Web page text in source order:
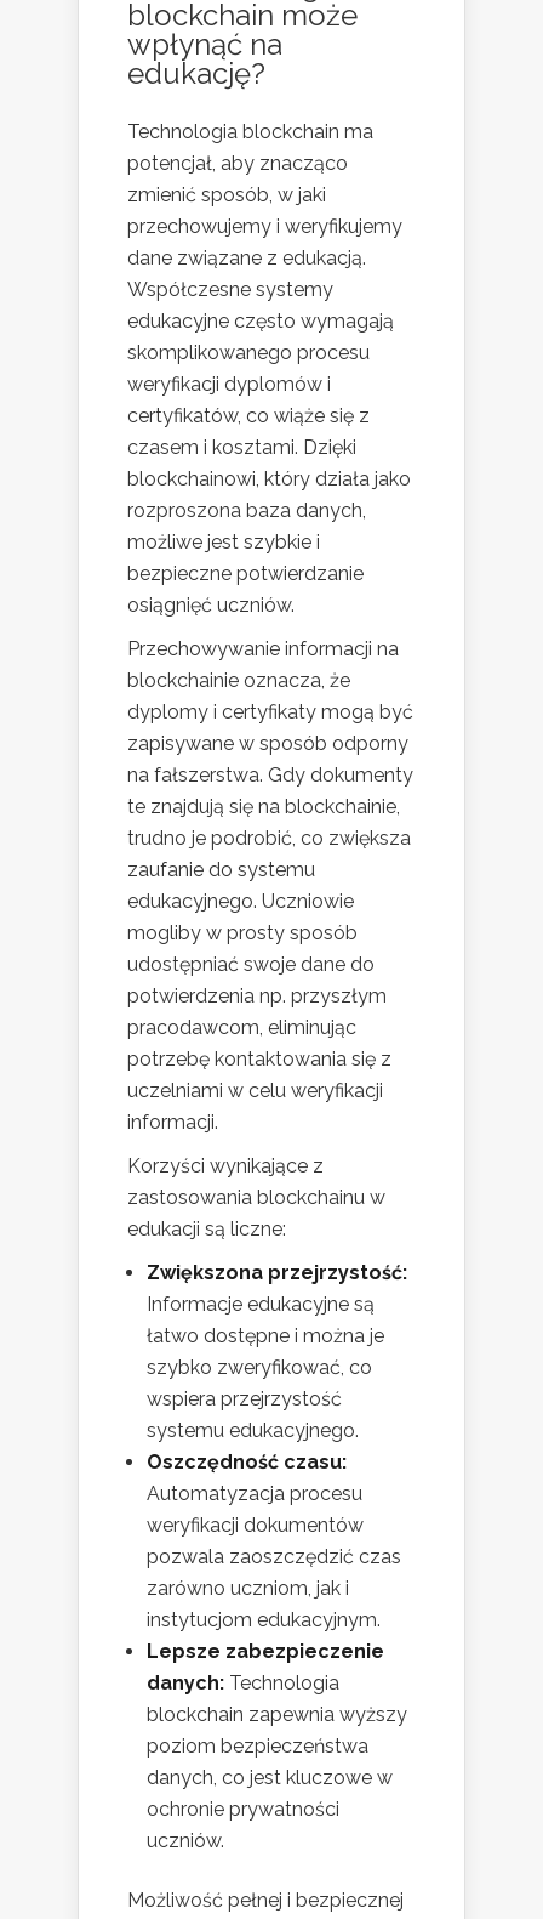
blockchain może
wpłynąć na
edukację?
Technologia blockchain ma
potencjał, aby znacząco
zmienić sposób, w jaki
przechowujemy i weryfikujemy
dane związane z edukacją.
Współczesne systemy
edukacyjne często wymagają
skomplikowanego procesu
weryfikacji dyplomów i
certyfikatów, co wiąże się z
czasem i kosztami. Dzięki
blockchainowi, który działa jako
rozproszona baza danych,
możliwe jest szybkie i
bezpieczne potwierdzanie
osiągnięć uczniów.
Przechowywanie informacji na
blockchainie oznacza, że
dyplomy i certyfikaty mogą być
zapisywane w sposób odporny
na fałszerstwa. Gdy dokumenty
te znajdują się na blockchainie,
trudno je podrobić, co zwiększa
zaufanie do systemu
edukacyjnego. Uczniowie
mogliby w prosty sposób
udostępniać swoje dane do
potwierdzenia np. przyszłym
pracodawcom, eliminując
potrzebę kontaktowania się z
uczelniami w celu weryfikacji
informacji.
Korzyści wynikające z
zastosowania blockchainu w
edukacji są liczne:
Zwiększona przejrzystość:
Informacje edukacyjne są
łatwo dostępne i można je
szybko zweryfikować, co
wspiera przejrzystość
systemu edukacyjnego.
Oszczędność czasu:
Automatyzacja procesu
weryfikacji dokumentów
pozwala zaoszczędzić czas
zarówno uczniom, jak i
instytucjom edukacyjnym.
Lepsze zabezpieczenie
danych: Technologia
blockchain zapewnia wyższy
poziom bezpieczeństwa
danych, co jest kluczowe w
ochronie prywatności
uczniów.
Możliwość pełnej i bezpiecznej